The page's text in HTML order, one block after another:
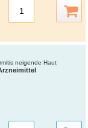
neigende Haut